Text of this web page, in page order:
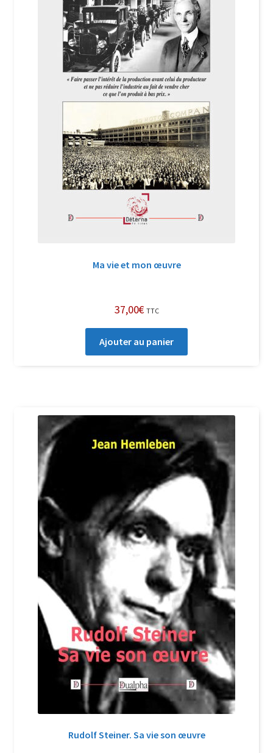
Login Customizer
Newsletter
Nous Contacter
Politique de confidentialité et cookies
Qui sommes-nous ?
Soutien à Philippe Randa
Suivi de la Commande
Ma vie et mon œuvre
37,00€ TTC
Ajouter au panier
Rudolf Steiner. Sa vie son œuvre